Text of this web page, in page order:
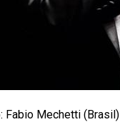
Fabio Mechetti (Brasil)